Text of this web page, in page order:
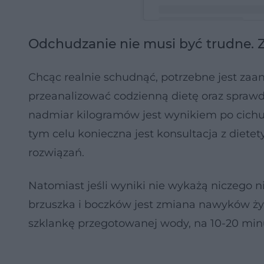
Post udostępniony przez
Odchudzanie nie musi być trudne.
Chcąc realnie schudnąć, potrzebne jest
przeanalizować codzienną dietę oraz
nadmiar kilogramów jest wynikiem po
tym celu konieczna jest konsultacja z
rozwiązań.
Natomiast jeśli wyniki nie wykażą niczego
brzuszka i boczków jest zmiana nawyków
szklankę przegotowanej wody, na 10-20